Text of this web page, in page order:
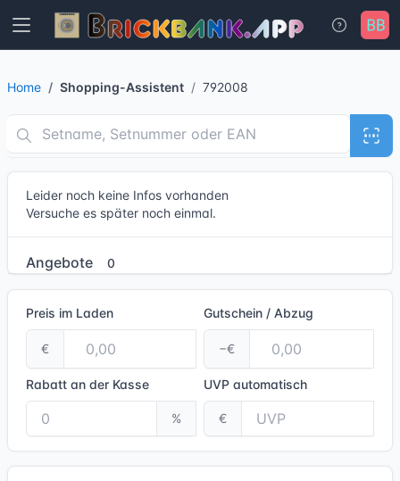
Home Shopping-Assistent 792008
Leider noch keine Infos vorhanden
Versuche es später noch einmal.
Angebote 0
Preis im Laden
€
Gutschein / Abzug
−€
Rabatt an der Kasse
%
UVP automatisch
€